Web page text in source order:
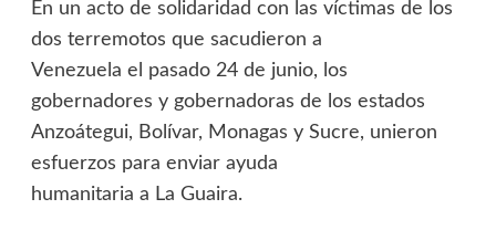
En un acto de solidaridad con las víctimas de los
dos terremotos que sacudieron a
Venezuela el pasado 24 de junio, los
gobernadores y gobernadoras de los estados
Anzoátegui, Bolívar, Monagas y Sucre, unieron
esfuerzos para enviar ayuda
humanitaria a La Guaira.